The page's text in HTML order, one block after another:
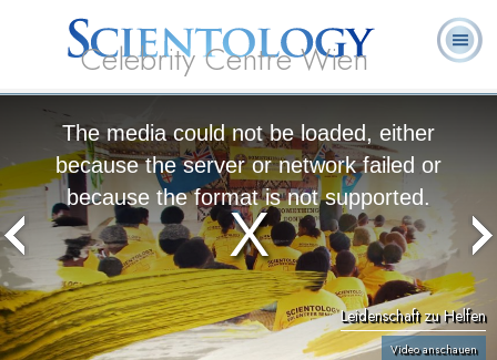
Celebrity Centre Wien
Hubbard
The media could not be loaded, either
because the server or network failed or
because the format is not supported.
Leidenschaft zu Helfen
Video anschauen